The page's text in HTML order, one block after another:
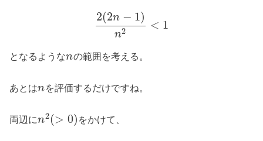
2(2n − 1)
n2 < 1
となるようなnの範囲を考える。
あとはnを評価するだけですね。
両辺にn2 (> 0) をかけて、